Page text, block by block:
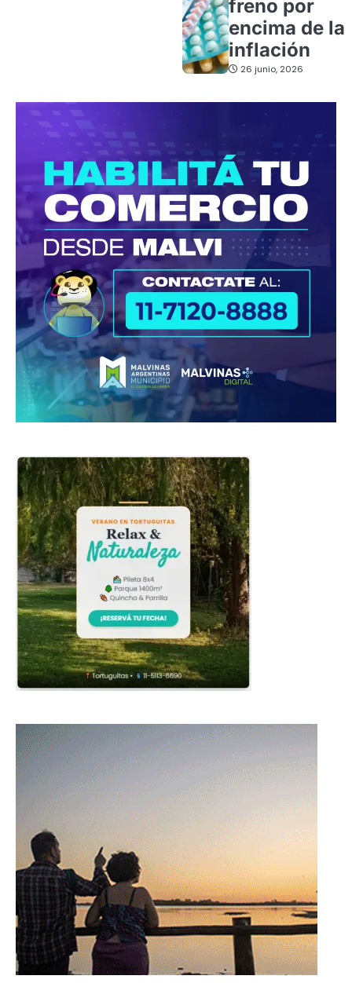
freno por
encima de la
inflación
26 junio, 2026